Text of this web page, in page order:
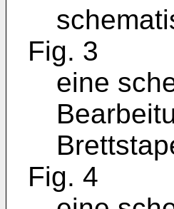
Fig. 3
eine
Fig. 4